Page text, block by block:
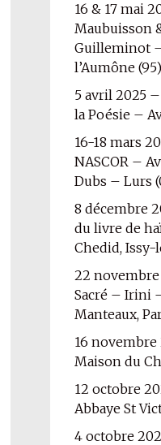
16 & 17 mai
Maubuisson
Guilleminot
l’Aumône (95)
5 avril 2025
la Poésie –
16-18 mars
NASCOR –
Dubs – Lurs
8 décembre
du livre de
Chedid,
22
Sacré – Irini
Manteaux,
16
Maison du
12 octobre
Abbaye St
4 octobre